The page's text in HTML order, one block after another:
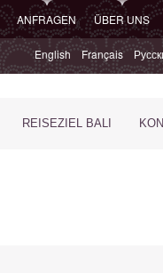
ANFRAGEN ÜBER UNS
English Français
REISEZIEL BALI